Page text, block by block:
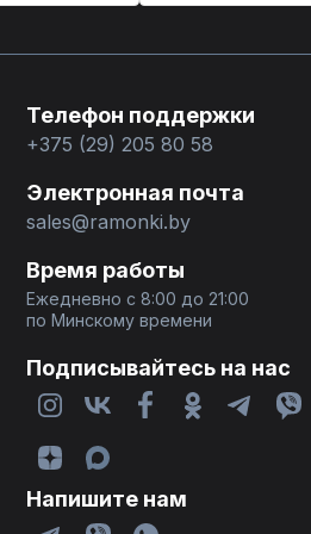
Телефон поддержки
+375 (29) 205 80 58
Электронная почта
sales@ramonki.by
Время работы
Ежедневно с 8:00 до 21:00
по Минскому времени
Подписывайтесь на нас
Напишите нам